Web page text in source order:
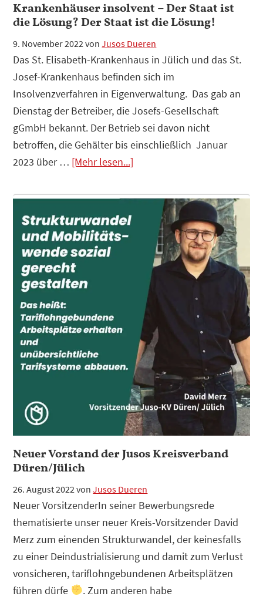
Krankenhäuser insolvent – Der Staat ist
die Lösung? Der Staat ist die Lösung!
9. November 2022vonJusos Dueren
Das St. Elisabeth-Krankenhaus in Jülich und das St.
Josef-Krankenhaus befinden sich im
Insolvenzverfahren in Eigenverwaltung. Das gab an
Dienstag der Betreiber, die Josefs-Gesellschaft
gGmbH bekannt. Der Betrieb sei davon nicht
betroffen, die Gehälter bis einschließlich Januar
2023 über … [Mehr lesen...]
Plugin
Krankenhäuser
insolvent
Staat
die
Lösung?
Der
Staat
ist
die
Lösung!
Neuer Vorstand der Jusos Kreisverband
Düren/Jülich
26. August 2022 vonJusos Dueren
Neuer VorsitzenderIn seiner Bewerbungsrede
thematisierte unser neuer Kreis-Vorsitzender David
Merz zum einenden Strukturwandel, der keinesfalls
zu einer Deindustrialisierung und damit zum Verlust
vonsicheren, tariflohngebundenen Arbeitsplätzen
führen dürfe
. Zum anderen habe